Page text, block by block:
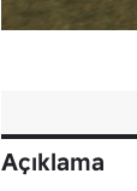
Açıklama